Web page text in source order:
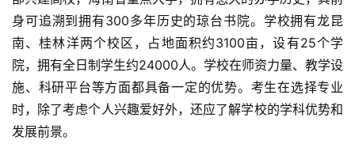
身可追溯到拥有300多年历史的琼台书院。学校拥有龙昆
南、桂林洋两个校区，占地面积约3100亩，设有25个学
院，拥有全日制学生约24000人。学校在师资力量、教学设
施、科研平台等方面都具备一定的优势。考生在选择专业
时，除了考虑个人兴趣爱好外，还应了解学校的学科优势和
发展前景。